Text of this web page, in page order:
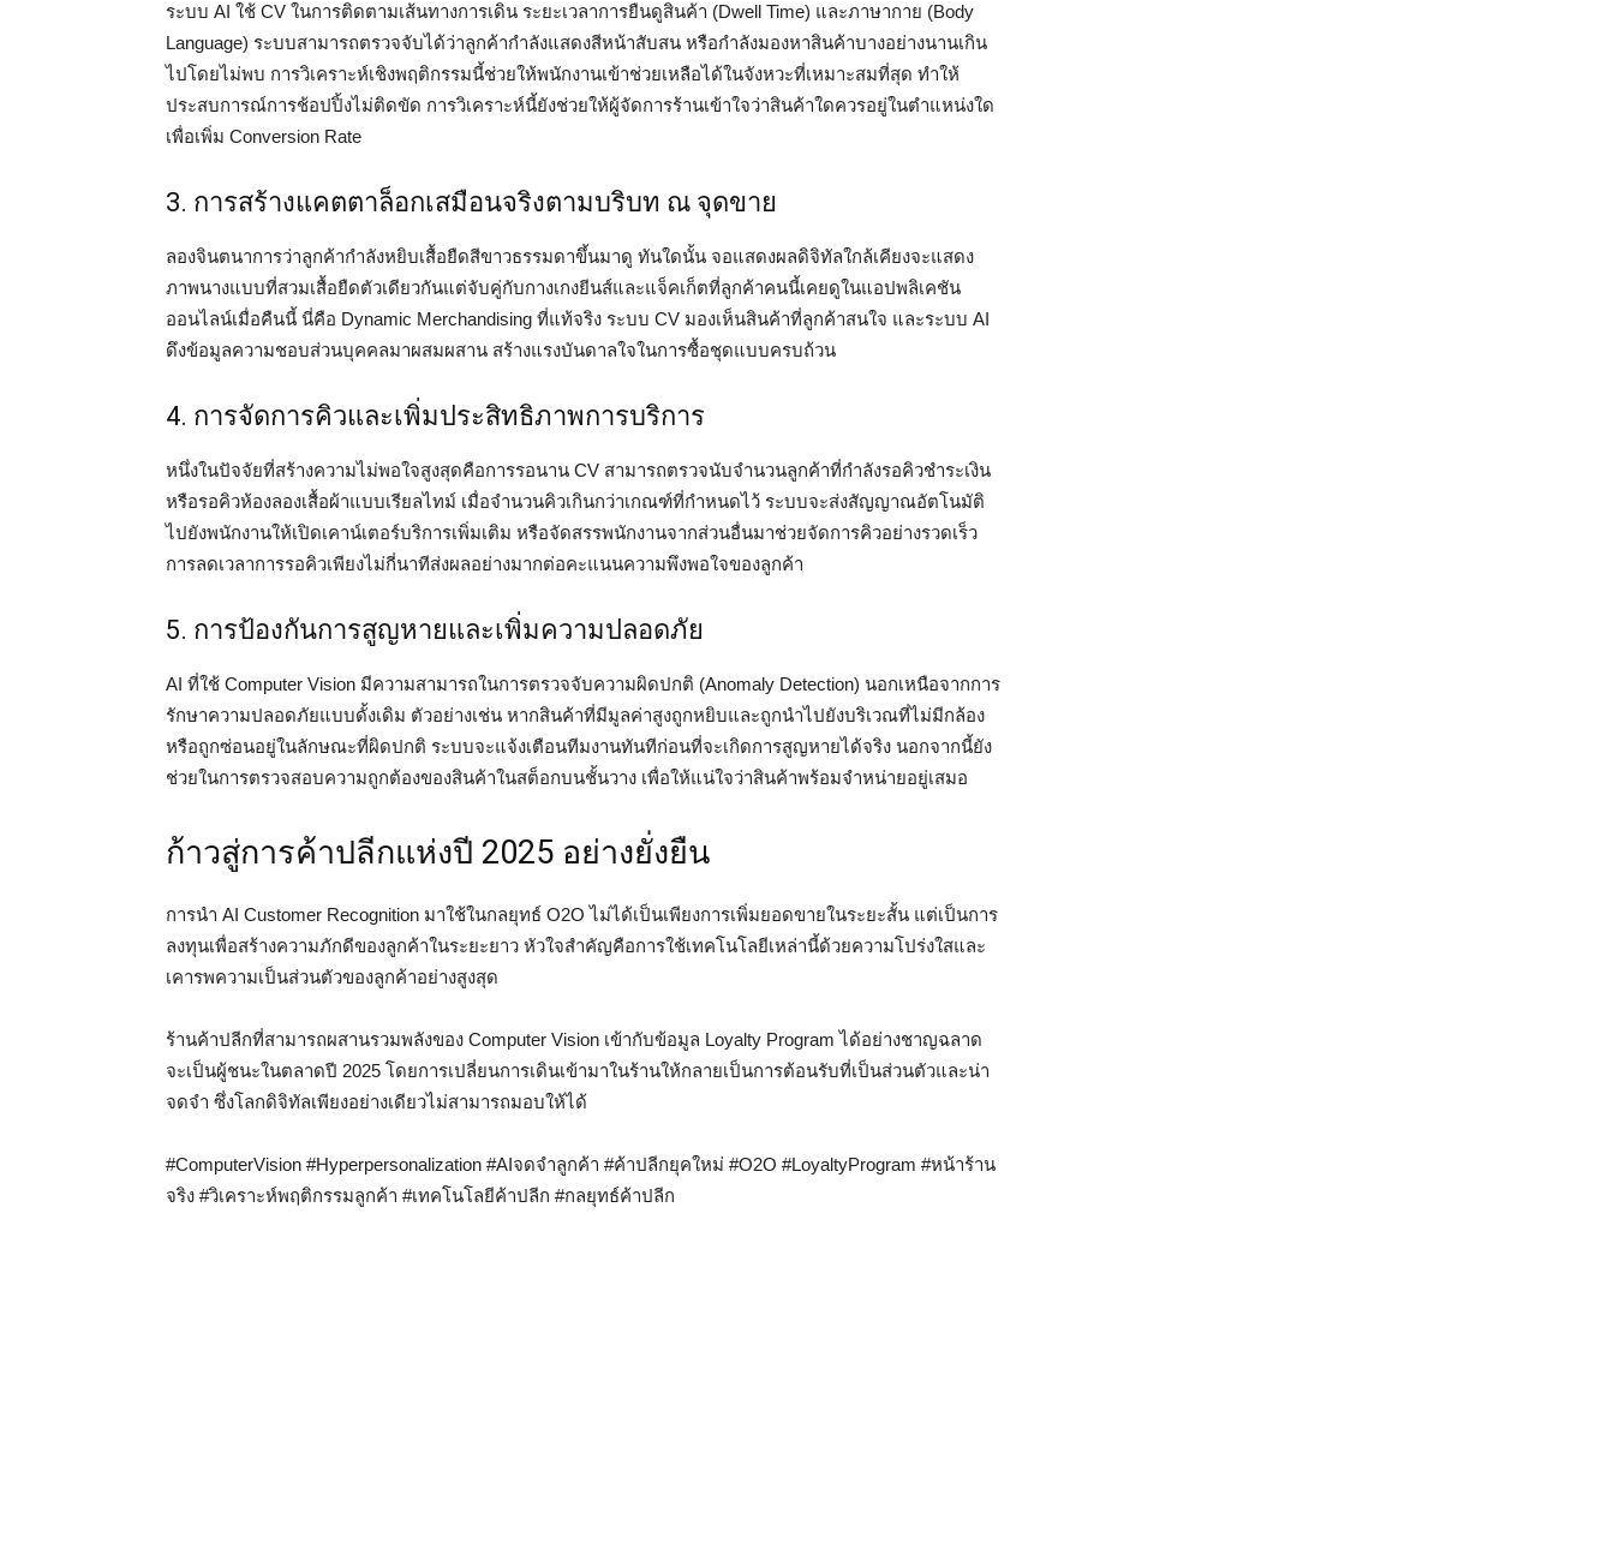
ระบบ AI ใช้ CV ในการติดตามเส้นทางการเดิน ระยะเวลาการยืนดูสินค้า (Dwell Time) และภาษากาย (Body
Language) ระบบสามารถตรวจจับได้ว่าลูกค้ากำลังแสดงสีหน้าสับสน หรือกำลังมองหาสินค้าบางอย่างนานเกิน
ไปโดยไม่พบ การวิเคราะห์เชิงพฤติกรรมนี้ช่วยให้พนักงานเข้าช่วยเหลือได้ในจังหวะที่เหมาะสมที่สุด ทำให้
ประสบการณ์การช้อปปิ้งไม่ติดขัด การวิเคราะห์นี้ยังช่วยให้ผู้จัดการร้านเข้าใจว่าสินค้าใดควรอยู่ในตำแหน่งใด
เพื่อเพิ่ม Conversion Rate
3. การสร้างแคตตาล็อกเสมือนจริงตามบริบท ณ จุดขาย
ลองจินตนาการว่าลูกค้ากำลังหยิบเสื้อยืดสีขาวธรรมดาขึ้นมาดู ทันใดนั้น จอแสดงผลดิจิทัลใกล้เคียงจะแสดง
ภาพนางแบบที่สวมเสื้อยืดตัวเดียวกันแต่จับคู่กับกางเกงยีนส์และแจ็คเก็ตที่ลูกค้าคนนี้เคยดูในแอปพลิเคชัน
ออนไลน์เมื่อคืนนี้ นี่คือ Dynamic Merchandising ที่แท้จริง ระบบ CV มองเห็นสินค้าที่ลูกค้าสนใจ และระบบ AI
ดึงข้อมูลความชอบส่วนบุคคลมาผสมผสาน สร้างแรงบันดาลใจในการซื้อชุดแบบครบถ้วน
4. การจัดการคิวและเพิ่มประสิทธิภาพการบริการ
หนึ่งในปัจจัยที่สร้างความไม่พอใจสูงสุดคือการรอนาน CV สามารถตรวจนับจำนวนลูกค้าที่กำลังรอคิวชำระเงิน
หรือรอคิวห้องลองเสื้อผ้าแบบเรียลไทม์ เมื่อจำนวนคิวเกินกว่าเกณฑ์ที่กำหนดไว้ ระบบจะส่งสัญญาณอัตโนมัติ
ไปยังพนักงานให้เปิดเคาน์เตอร์บริการเพิ่มเติม หรือจัดสรรพนักงานจากส่วนอื่นมาช่วยจัดการคิวอย่างรวดเร็ว
การลดเวลาการรอคิวเพียงไม่กี่นาทีส่งผลอย่างมากต่อคะแนนความพึงพอใจของลูกค้า
5. การป้องกันการสูญหายและเพิ่มความปลอดภัย
AI ที่ใช้ Computer Vision มีความสามารถในการตรวจจับความผิดปกติ (Anomaly Detection) นอกเหนือจากการ
รักษาความปลอดภัยแบบดั้งเดิม ตัวอย่างเช่น หากสินค้าที่มีมูลค่าสูงถูกหยิบและถูกนำไปยังบริเวณที่ไม่มีกล้อง
หรือถูกซ่อนอยู่ในลักษณะที่ผิดปกติ ระบบจะแจ้งเตือนทีมงานทันทีก่อนที่จะเกิดการสูญหายได้จริง นอกจากนี้ยัง
ช่วยในการตรวจสอบความถูกต้องของสินค้าในสต็อกบนชั้นวาง เพื่อให้แน่ใจว่าสินค้าพร้อมจำหน่ายอยู่เสมอ
ก้าวสู่การค้าปลีกแห่งปี 2025 อย่างยั่งยืน
การนำ AI Customer Recognition มาใช้ในกลยุทธ์ O2O ไม่ได้เป็นเพียงการเพิ่มยอดขายในระยะสั้น แต่เป็นการ
ลงทุนเพื่อสร้างความภักดีของลูกค้าในระยะยาว หัวใจสำคัญคือการใช้เทคโนโลยีเหล่านี้ด้วยความโปร่งใสและ
เคารพความเป็นส่วนตัวของลูกค้าอย่างสูงสุด
ร้านค้าปลีกที่สามารถผสานรวมพลังของ Computer Vision เข้ากับข้อมูล Loyalty Program ได้อย่างชาญฉลาด
จะเป็นผู้ชนะในตลาดปี 2025 โดยการเปลี่ยนการเดินเข้ามาในร้านให้กลายเป็นการต้อนรับที่เป็นส่วนตัวและน่า
จดจำ ซึ่งโลกดิจิทัลเพียงอย่างเดียวไม่สามารถมอบให้ได้
#ComputerVision #Hyperpersonalization #AIจดจำลูกค้า #ค้าปลีกยุคใหม่ #O2O #LoyaltyProgram #หน้าร้าน
จริง #วิเคราะห์พฤติกรรมลูกค้า #เทคโนโลยีค้าปลีก #กลยุทธ์ค้าปลีก